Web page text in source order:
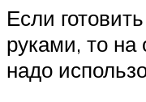
Если
руками, то на
надо